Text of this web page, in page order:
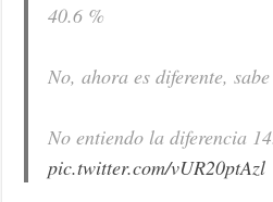
40.6 %
No, ahora es diferente,
No entiendo la diferencia
pic.twitter.com/vUR20ptAzl